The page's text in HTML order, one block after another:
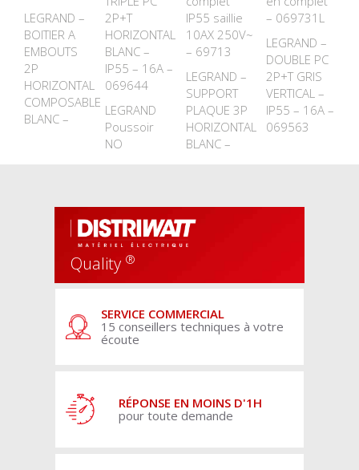
LEGRAND –
BOITIER A
EMBOUTS
2P
HORIZONTAL
COMPOSABLE
BLANC –
2P+T
HORIZONTAL
BLANC –
IP55 – 16A –
069644
LEGRAND
Poussoir
NO
IP55 saillie
10AX 250V~
– 69713
LEGRAND –
SUPPORT
PLAQUE 3P
HORIZONTAL
BLANC –
– 069731L
LEGRAND –
DOUBLE PC
2P+T GRIS
VERTICAL –
IP55 – 16A –
069563
Quality ®
SERVICE COMMERCIAL
15 conseillers techniques à votre
écoute
RÉPONSE EN MOINS D'1H
pour toute demande